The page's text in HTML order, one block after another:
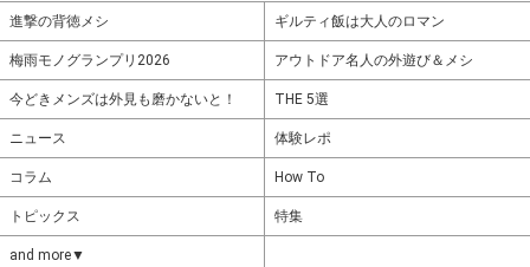
進撃の背徳メシ ギルティ飯は大人のロマン
梅雨モノグランプリ2026 アウトドア名人の外遊び＆メシ
今どきメンズは外見も磨かないと！ THE 5選
ニュース 体験レポ
コラム How To
トピックス 特集
and more▼